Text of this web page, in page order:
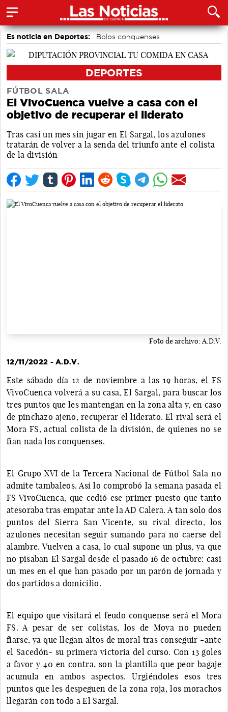
Es noticia en Deportes:
Bolos conquenses
Área de Deportes
DEPORTES
FÚTBOL SALA
El VivoCuenca vuelve a casa con el
objetivo de recuperar el liderato
Tras casi un mes sin jugar en El Sargal, los azulones
tratarán de volver a la senda del triunfo ante el colista
de la división
Foto de archivo: A.D.V.
12/11/2022 - A.D.V.
Este sábado día 12 de noviembre a las 19 horas, el FS
VivoCuenca volverá a su casa, El Sargal, para buscar los
tres puntos que les mantengan en la zona alta y, en caso
de pinchazo ajeno, recuperar el liderato. El rival será el
Mora FS, actual colista de la división, de quienes no se
fían nada los conquenses.
El Grupo XVI de la Tercera Nacional de Fútbol Sala no
admite tambaleos. Así lo comprobó la semana pasada el
FS VivoCuenca, que cedió ese primer puesto que tanto
atesoraba tras empatar ante la AD Calera. A tan solo dos
puntos del Sierra San Vicente, su rival directo, los
azulones necesitan seguir sumando para no caerse del
alambre. Vuelven a casa, lo cual supone un plus, ya que
no pisaban El Sargal desde el pasado 16 de octubre: casi
un mes en el que han pasado por un parón de jornada y
dos partidos a domicilio.
El equipo que visitará el feudo conquense será el Mora
FS. A pesar de ser colistas, los de Moya no pueden
fiarse, ya que llegan altos de moral tras conseguir -ante
el Sacedón- su primera victoria del curso. Con 13 goles
a favor y 40 en contra, son la plantilla que peor bagaje
acumula en ambos aspectos. Urgiéndoles esos tres
puntos que les despeguen de la zona roja, los morachos
llegarán con todo a El Sargal.